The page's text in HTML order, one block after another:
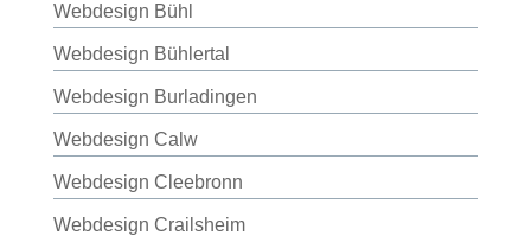
Webdesign Bühl
Webdesign Bühlertal
Webdesign Burladingen
Webdesign Calw
Webdesign Cleebronn
Webdesign Crailsheim